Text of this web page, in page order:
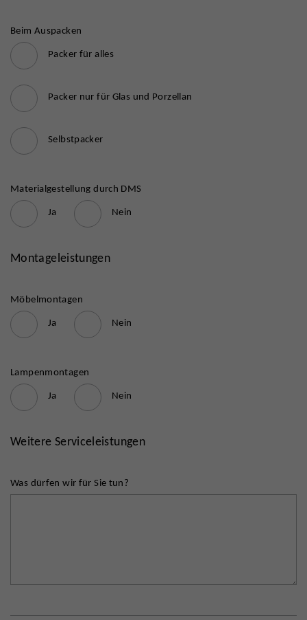
Beim Auspacken
Packer für alles
Packer nur für Glas und Porzellan
Selbstpacker
Materialgestellung durch DMS
Ja
Nein
Montageleistungen
Möbelmontagen
Ja
Nein
Lampenmontagen
Ja
Nein
Weitere Serviceleistungen
Was dürfen wir für Sie tun?